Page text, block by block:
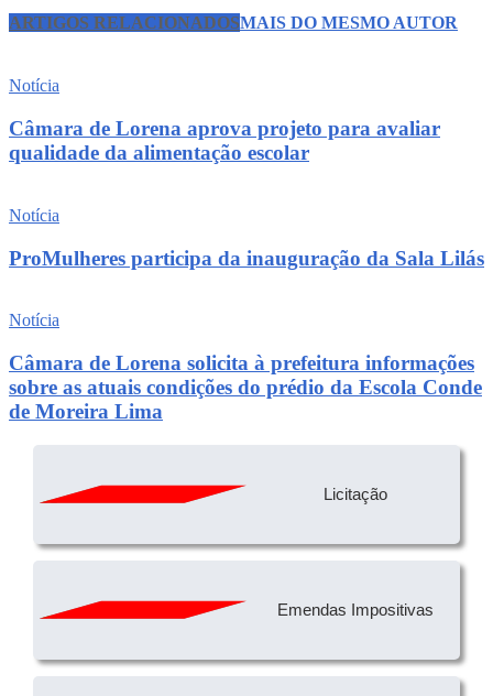
ARTIGOS RELACIONADOSMAIS DO MESMO AUTOR
Notícia
Câmara de Lorena aprova projeto para avaliar
qualidade da alimentação escolar
Notícia
ProMulheres participa da inauguração da Sala Lilás
Notícia
Câmara de Lorena solicita à prefeitura informações
sobre as atuais condições do prédio da Escola Conde
de Moreira Lima
Licitação
Emendas Impositivas